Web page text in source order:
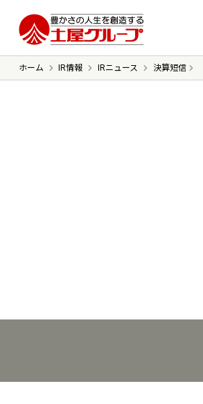
ホーム IR情報 IRニュース 決算短信